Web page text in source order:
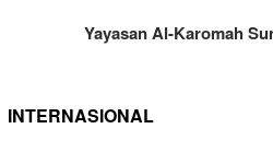
Yayasan Al-Karomah
INTERNASIONAL